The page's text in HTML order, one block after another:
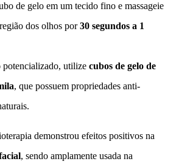
de gelo em um tecido fino e massageie
dos olhos por30 segundos a 1
potencializado, utilize cubos de gelo de
, que possuem propriedades anti-
demonstrou efeitos positivos na
, sendo amplamente usada na